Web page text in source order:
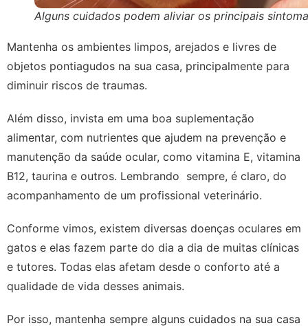
Alguns cuidados podem aliviar os principais
Mantenha os ambientes limpos, arejados e livres de
objetos pontiagudos na sua casa, principalmente para
diminuir riscos de traumas.
Além disso, invista em uma boa suplementação
alimentar, com nutrientes que ajudem na prevenção e
manutenção da saúde ocular, como vitamina E, vitamina
B12, taurina e outros. Lembrando sempre, é claro, do
acompanhamento de um profissional veterinário.
Conforme vimos, existem diversas doenças oculares em
gatos e elas fazem parte do dia a dia de muitas clínicas
e tutores. Todas elas afetam desde o conforto até a
qualidade de vida desses animais.
Por isso, mantenha sempre alguns cuidados na sua casa